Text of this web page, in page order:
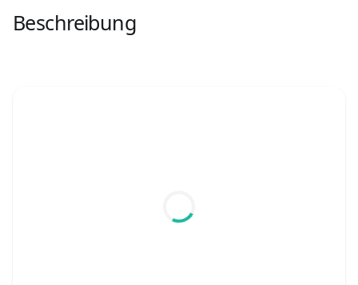
Beschreibung